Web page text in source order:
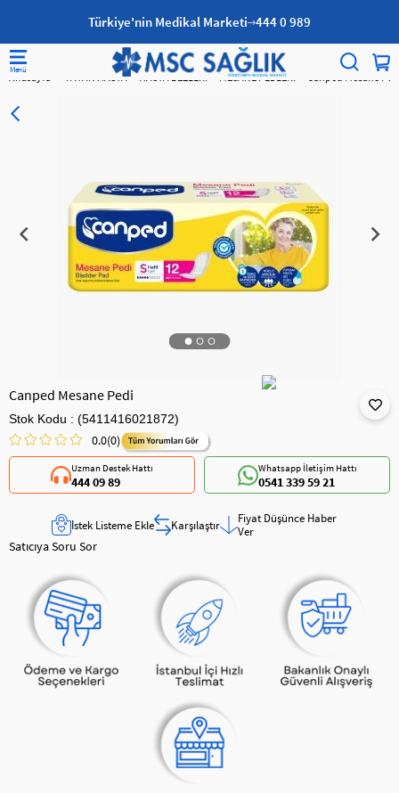
Türkiye'nin Medikal Marketi 444 0 989
Anasayfa YATAN HASTA HASTA BEZLERİ MESANE PEDLERİ Canped Mesane
Canped Mesane Pedi
Stok Kodu (5411416021872)
0.0(0)
Whatsapp İletişim Hattı
0541 339 59 21
Uzman Destek Hattı
444 09 89
İstek Listeme Ekle Karşılaştır
Fiyat Düşünce Haber
Ver
Satıcıya Soru Sor